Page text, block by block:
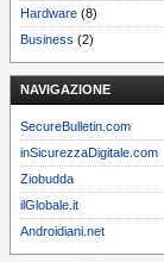
Hardware (8)
Business (2)
NAVIGAZIONE
SecureBulletin.com
inSicurezzaDigitale.com
Ziobudda
ilGlobale.it
Androidiani.net